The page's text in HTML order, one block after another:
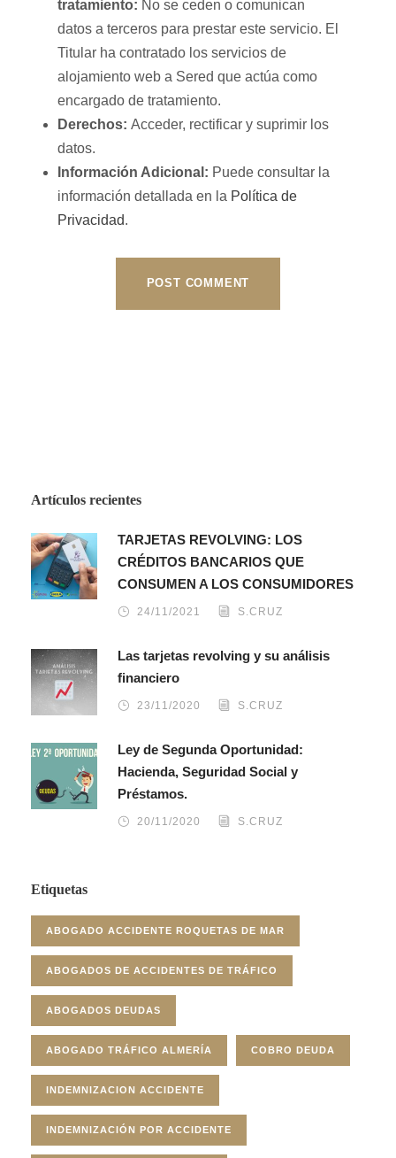
tratamiento: No se ceden o comunican
datos a terceros para prestar este servicio. El
Titular ha contratado los servicios de
alojamiento web a Sered que actúa como
encargado de tratamiento.
Derechos: Acceder, rectificar y suprimir los
datos.
Información Adicional: Puede consultar la
información detallada en la Política de
Privacidad.
Artículos recientes
TARJETAS REVOLVING: LOS
CRÉDITOS BANCARIOS QUE
CONSUMEN A LOS CONSUMIDORES
24/11/2021 S.CRUZ
Las tarjetas revolving y su análisis
financiero
23/11/2020 S.CRUZ
Ley de Segunda Oportunidad:
Hacienda, Seguridad Social y
Préstamos.
20/11/2020 S.CRUZ
Etiquetas
ABOGADO ACCIDENTE ROQUETAS DE MAR
ABOGADOS DE ACCIDENTES DE TRÁFICO
ABOGADOS DEUDAS
ABOGADO TRÁFICO ALMERÍA COBRO DEUDA
INDEMNIZACION ACCIDENTE
INDEMNIZACIÓN POR ACCIDENTE